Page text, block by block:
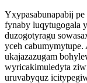
Yxypasabunapabij
fynaby luqytugogala
duzogotyragu
yceh
ukajazazugam
wyricakimuledyta
uruvabyquz